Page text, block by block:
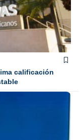
calificación